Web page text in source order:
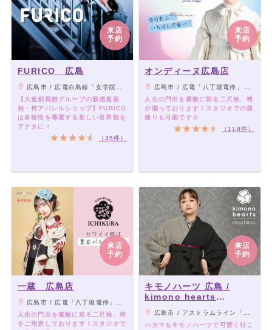
来店
予約
FURICO 広島
広島市 / 広電白島線「女学院前駅」すぐ
【大進創寫館グループの新感覚振
袖・袴アパレルショップ】FURICO
は多様性を尊重する新しい世界観を
アナタに！
（35件）
来店
予約
オンディーヌ広島店
広島市 / 広電「八丁堀電停」から徒歩5分
人生の門出を素敵に彩る二尺袖、袴
が揃っております！スタジオでの前
撮りも可能です☆
（118件）
来店
予約
一蔵 広島店
広島市 / 広電「八丁堀電停」から徒歩5分
人生の門出を素敵に彩る二尺袖、袴
をご用意しております！スタジオで
来店
予約
キモノハーツ 広島 /
kimono hearts
Hiroshima
広島市 / アストラムライン「本通駅」から徒歩3分
ハカマもキモノハーツで可愛く行こ